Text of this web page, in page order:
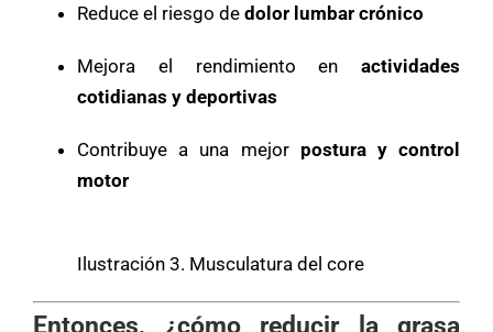
Reduce el riesgo de dolor lumbar crónico
Mejora el rendimiento en actividades
cotidianas y deportivas
Contribuye a una mejor postura y control
motor
Ilustración 3. Musculatura del core